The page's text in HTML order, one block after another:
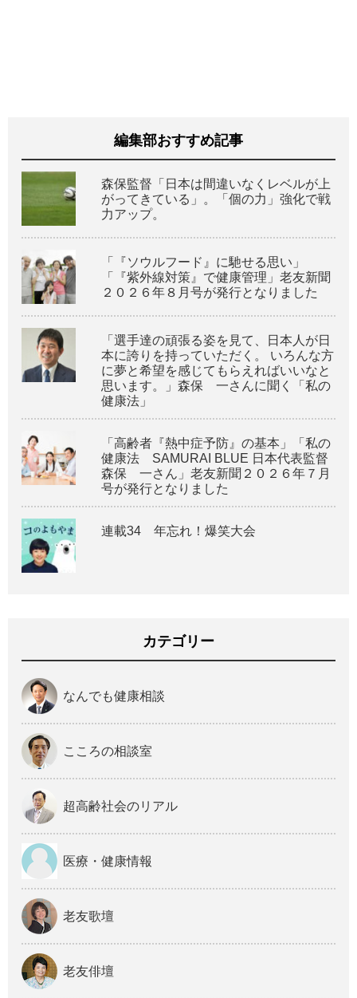
編集部おすすめ記事
森保監督「日本は間違いなくレベルが上
がってきている」。「個の力」強化で戦
力アップ。
「『ソウルフード』に馳せる思い」
「『紫外線対策』で健康管理」老友新聞
２０２６年８月号が発行となりました
「選手達の頑張る姿を見て、日本人が日
本に誇りを持っていただく。 いろんな方
に夢と希望を感じてもらえればいいなと
思います。」森保 一さんに聞く「私の
健康法」
「高齢者『熱中症予防』の基本」「私の
健康法 SAMURAI BLUE 日本代表監督
森保 一さん」老友新聞２０２６年７月
号が発行となりました
連載34 年忘れ！爆笑大会
カテゴリー
なんでも健康相談
こころの相談室
超高齢社会のリアル
医療・健康情報
老友歌壇
老友俳壇